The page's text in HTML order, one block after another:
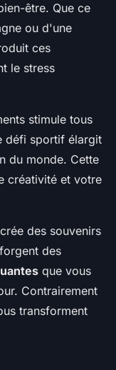
être. Que ce
ou d'une
ces
le stress
stimule tous
défi sportif élargit
du monde. Cette
créativité et votre
des souvenirs
des
que vous
Contrairement
transforment